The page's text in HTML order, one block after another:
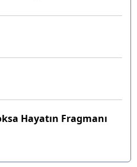
Hayatın Fragmanı